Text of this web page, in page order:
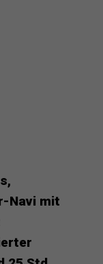
Navi mit